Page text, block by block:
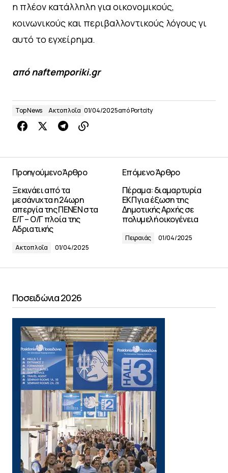
η πλέον κατάλληλη για οικονομικούς,
κοινωνικούς και περιβαλλοντικούς λόγους γι
αυτό το εγχείρημα.
από naftemporiki.gr
Top News Ακτοπλοΐα 01/04/2025απόPortcity
Προηγούμενο Άρθρο
Ξεκινάει από τα
μεσάνυχτα η 24ωρη
απεργία της ΠΕΝΕΝ στα
Ε/Γ – Ο/Γ πλοία της
Αδριατικής
Ακτοπλοΐα 01/04/2025
Επόμενο Άρθρο
Πέραμα: διαμαρτυρία
ΕΚΠ για έξωση της
Δημοτικής Αρχής σε
πολυμελή οικογένεια
Πειραιάς 01/04/2025
Ποσειδώνια 2026